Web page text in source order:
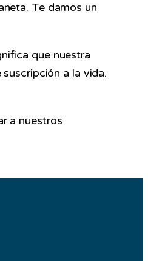
Te damos un
que nuestra
a la vida.
a nuestros